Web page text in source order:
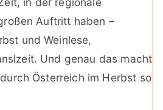
Auftritt haben –
und Weinlese,
Und genau das macht
Österreich im Herbst so